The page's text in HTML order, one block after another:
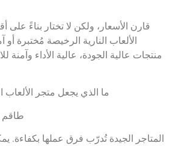
قارن الأسعار، ولكن لا تختار بناءً
الألعاب النارية الرخيصة مُختبرة
منتجات عالية الجودة، عالية الأداء وآمنة
ما الذي يجعل متجر الألعاب
طاقم
المتاجر الجيدة تُدرّب فرق عملها بكفاءة.